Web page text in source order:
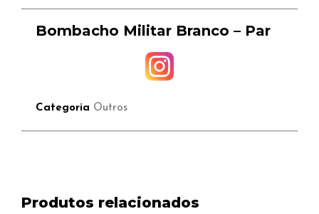
Bombacho Militar Branco – Par
Categoria Outros
Produtos relacionados